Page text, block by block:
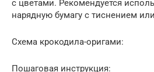
с цветами. Рекомендуется
нарядную бумагу с тиснением
Схема крокодила-оригами:
Пошаговая инструкция: